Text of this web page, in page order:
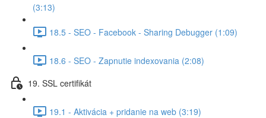
(3:13)
18.5 - SEO - Facebook - Sharing Debugger (1:09)
18.6 - SEO - Zapnutie indexovania (2:08)
19. SSL certifikát
19.1 - Aktivácia + pridanie na web (3:19)